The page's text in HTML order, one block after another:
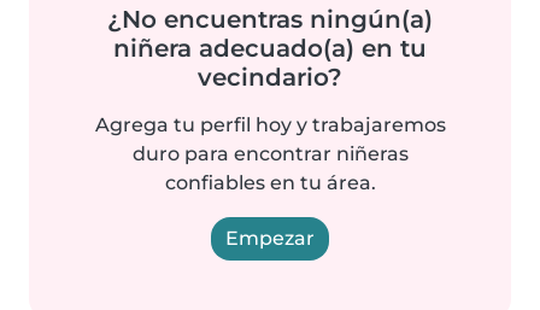
¿No encuentras ningún(a)
niñera adecuado(a) en tu
vecindario?
Agrega tu perfil hoy y trabajaremos
duro para encontrar niñeras
confiables en tu área.
Empezar